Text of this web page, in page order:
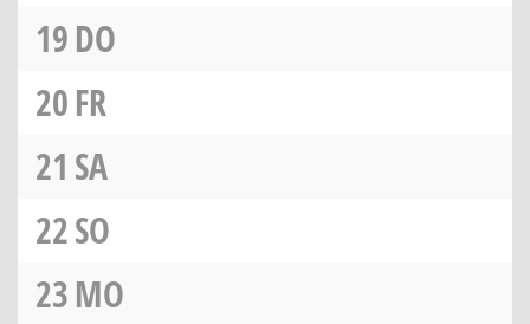
19DO
20FR
21 SA
22SO
23MO